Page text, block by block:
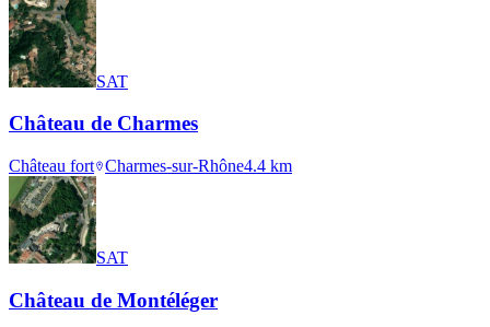
SAT
Château de Charmes
Château fort Charmes-sur-Rhône4.4 km
SAT
Château de Montéléger